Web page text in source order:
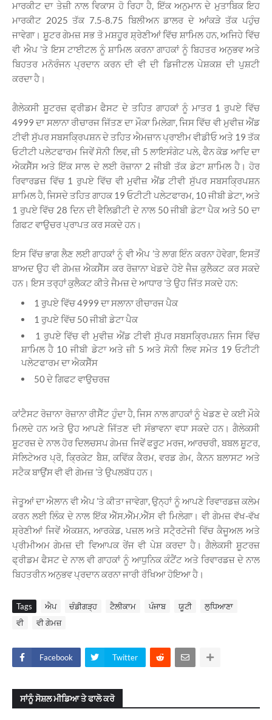
ਮਾਰਕੀਟ ਦਾ ਤੇਜ਼ੀ ਨਾਲ ਵਿਕਾਸ ਹੋ ਰਿਹਾ ਹੈ, ਇੱਕ ਅਨੁਮਾਨ ਦੇ ਮੁਤਾਬਿਕ ਇਹ
ਮਾਰਕੀਟ 2025 ਤੱਕ 7.5-8.75 ਬਿਲੀਅਨ ਡਾਲਰ ਦੇ ਆਂਕੜੇ ਤੱਕ ਪਹੁੰਚ
ਜਾਵੇਗਾ। ਸ਼ੂਟਰ ਗੇਮਜ਼ ਸਭ ਤੋ ਮਸ਼ਹੂਰ ਸ਼੍ਰੇਣੀਆਂ ਵਿੱਚ ਸ਼ਾਮਿਲ ਹਨ, ਅਜਿਹੇ ਵਿੱਚ
ਵੀ ਐਪ ’ਤੇ ਇਸ ਟਾਈਟਲ ਨੂੰ ਸ਼ਾਮਿਲ ਕਰਨਾ ਗਾਹਕਾਂ ਨੂੰ ਬਿਹਤਰ ਅਨੁਭਵ ਅਤੇ
ਬਿਹਤਰ ਮਨੋਰੰਜਨ ਪ੍ਰਦਾਨ ਕਰਨ ਦੀ ਵੀ ਦੀ ਡਿਜੀਟਲ ਪੇਸ਼ਕਸ਼ ਦੀ ਪੁਸ਼ਟੀ
ਕਰਦਾ ਹੈ।
ਗੈਲੇਕਸੀ ਸ਼ੂਟਰਜ਼ ਫ੍ਰੀਡਮ ਫੈਸਟ ਦੇ ਤਹਿਤ ਗਾਹਕਾਂ ਨੂੰ ਮਾਤਰ 1 ਰੁਪਏ ਵਿੱਚ
4999 ਦਾ ਸਲਾਨਾ ਰੀਚਾਰਜ ਜਿੱਤਣ ਦਾ ਮੌਕਾ ਮਿਲੇਗਾ, ਜਿਸ ਵਿੱਚ ਵੀ ਮੁਵੀਜ਼ ਐਂਡ
ਟੀਵੀ ਸੁੱਪਰ ਸਬਸਕਿ੍ਰਪਸ਼ਨ ਦੇ ਤਹਿਤ ਐਮਜ਼ਾਨ ਪ੍ਰਾਈਮ ਵੀਡੀਓ ਅਤੇ 19 ਤੱਕ
ਓਟੀਟੀ ਪਲੇਟਫਾਰਮ ਜਿਵੇਂ ਸੋਨੀ ਲਿਵ, ਜ਼ੀ 5­ ਲਾਇਸੰਗੇਟ ਪਲੇ, ਫੈਨ ਕੋਡ ਆਦਿ ਦਾ
ਐਕਸੈੱਸ ਅਤੇ ਇੱਕ ਸਾਲ ਦੇ ਲਈ ਰੋਜ਼ਾਨਾ 2 ਜੀਬੀ ਤੱਕ ਡੇਟਾ ਸ਼ਾਮਿਲ ਹੈ। ਹੋਰ
ਰਿਵਾਰਡਜ਼ ਵਿੱਚ 1 ਰੁਪਏ ਵਿੱਚ ਵੀ ਮੁਵੀਜ਼ ਐਂਡ ਟੀਵੀ ਸੁੱਪਰ ਸਬਸਕਿ੍ਰਪਸ਼ਨ
ਸ਼ਾਮਿਲ ਹੈ, ਜਿਸਦੇ ਤਹਿਤ ਗਾਹਕ 19 ਓਟੀਟੀ ਪਲੇਟਫਾਰਮ, 10 ਜੀਬੀ ਡੇਟਾ, ਅਤੇ
1 ਰੁਪਏ ਵਿੱਚ 28 ਦਿਨ ਦੀ ਵੈਲਿਡੀਟੀ ਦੇ ਨਾਲ 50 ਜੀਬੀ ਡੇਟਾ ਪੈਕ ਅਤੇ 50 ਦਾ
ਗਿਫਟ ਵਾਉਚਰ ਪ੍ਰਾਪਤ ਕਰ ਸਕਦੇ ਹਨ।
ਇਸ ਵਿੱਚ ਭਾਗ ਲੈਣ ਲਈ ਗਾਹਕਾਂ ਨੂੰ ਵੀ ਐਪ ’ਤੇ ਲਾਗ ਇੰਨ ਕਰਨਾ ਹੋਵੇਗਾ, ਇਸਤੋਂ
ਬਾਅਦ ਉਹ ਵੀ ਗੇਮਜ਼ ਐਕਸੈੱਸ ਕਰ ਰੋਜ਼ਾਨਾ ਖੇਡਦੇ ਹੋਏ ਜੈਜ਼ ਕੁਲੈਕਟ ਕਰ ਸਕਦੇ
ਹਨ। ਇਸ ਤਰ੍ਹਾਂ ਕੁਲੈਕਟ ਕੀਤੇ ਜੈਮਜ਼ ਦੇ ਆਧਾਰ ’ਤੇ ਉਹ ਜਿੱਤ ਸਕਦੇ ਹਨ:
1 ਰੁਪਏ ਵਿੱਚ 4999 ਦਾ ਸਲਾਨਾ ਰੀਚਾਰਜ ਪੈਕ
1 ਰੁਪਏ ਵਿੱਚ 50 ਜੀਬੀ ਡੇਟਾ ਪੈਕ
1 ਰੁਪਏ ਵਿੱਚ ਵੀ ਮੁਵੀਜ਼ ਐਂਡ ਟੀਵੀ ਸੁੱਪਰ ਸਬਸਕਿ੍ਰਪਸ਼ਨ­ ਜਿਸ ਵਿੱਚ
ਸ਼ਾਮਿਲ ਹੈ 10 ਜੀਬੀ ਡੇਟਾ ਅਤੇ ਜ਼ੀ 5 ਅਤੇ ਸੋਨੀ ਲਿਵ ਸਮੇਤ 19 ਓਟੀਟੀ
ਪਲੇਟਫਾਰਮ ਦਾ ਐਕਸੈੱਸ
50 ਦੇ ਗਿਫਟ ਵਾਉਚਰਜ਼
ਕਾਂਟੈਸਟ ਰੋਜ਼ਾਨਾ ਰੋਜ਼ਾਨਾ ਰੀਸੈੱਟ ਹੁੰਦਾ ਹੈ, ਜਿਸ ਨਾਲ ਗਾਹਕਾਂ ਨੂੰ ਖੇਡਣ ਦੇ ਕਈ ਮੌਕੇ
ਮਿਲਦੇ ਹਨ ਅਤੇ ਉਹ ਆਪਣੇ ਜਿੱਤਣ ਦੀ ਸੰਭਾਵਨਾ ਵਧਾ ਸਕਦੇ ਹਨ। ਗੈਲੇਕਸੀ
ਸ਼ੂਟਰਜ਼ ਦੇ ਨਾਲ ਹੋਰ ਦਿਲਚਸਪ ਗੇਮਜ਼ ਜਿਵੇਂ ਫਰੂਟ ਮਰਜ, ਆਰਚਰੀ, ਬਬਲ ਸ਼ੂਟਰ,
ਸੋਲਿਟੇਅਰ ਪ੍ਰੋ, ਕਿ੍ਰਕੇਟ ਬੈਸ਼, ਕਵਿੱਕ ਕੈਰਮ, ਵਰਡ ਗੇਮ, ਕੈਨਨ ਬਲਾਸਟ ਅਤੇ
ਸਟੈਕ ਬਾਉਂਸ ਵੀ ਵੀ ਗੇਮਜ਼ ’ਤੇ ਉਪਲਬੱਧ ਹਨ।
ਜੇਤੂਆਂ ਦਾ ਐਲਾਨ ਵੀ ਐਪ ’ਤੇ ਕੀਤਾ ਜਾਵੇਗਾ, ਉਨ੍ਹਾਂ ਨੂੰ ਆਪਣੇ ਰਿਵਾਰਡਜ਼ ਕਲੇਮ
ਕਰਨ ਲਈ ਲਿੰਕ ਦੇ ਨਾਲ ਇੱਕ ਐੱਸ.ਐੱਮ.ਐੱਸ ਵੀ ਮਿਲੇਗਾ। ਵੀ ਗੇਮਜ਼ ਵੱਖ-ਵੱਖ
ਸ਼੍ਰੇਣੀਆਂ ਜਿਵੇਂ ਐਕਸ਼ਨ, ਆਰਕੇਡ, ਪਜ਼ਲ ਅਤੇ ਸਟੈ੍ਰਟੇਜੀ ਵਿੱਚ ਕੈਜੂਅਲ ਅਤੇ
ਪ੍ਰੀਮੀਅਮ ਗੇਮਜ਼ ਦੀ ਵਿਆਪਕ ਰੇਂਜ ਵੀ ਪੇਸ਼ ਕਰਦਾ ਹੈ। ਗੈਲੇਕਸੀ ਸ਼ੂਟਰਜ਼
ਫ੍ਰੀਡਮ ਫੈਸਟ ਦੇ ਨਾਲ ਵੀ ਗਾਹਕਾਂ ਨੂੰ ਆਧੁਨਿਕ ਕੰਟੈਂਟ ਅਤੇ ਰਿਵਾਰਡਜ਼ ਦੇ ਨਾਲ
ਬਿਹਤਰੀਨ ਅਨੁਭਵ ਪ੍ਰਦਾਨ ਕਰਨਾ ਜਾਰੀ ਰੱਖਿਆ ਹੋਇਆ ਹੈ।
Tags ਐਪ ਚੰਡੀਗੜ੍ਹ ਟੈਲੀਕਾਮ ਪੰਜਾਬ ਯੂਟੀ
ਲੁਧਿਆਣਾ
ਵੀ
ਵੀ ਗੇਮਜ਼
Facebook Twitter
ਸਾਂਨੂੰ ਸੋਸ਼ਲ ਮੀਡਿਆ ਤੇ ਫਾਲੋ ਕਰੋ